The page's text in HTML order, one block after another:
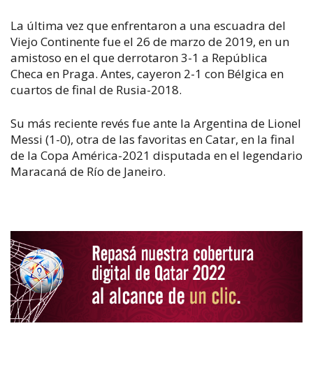
La última vez que enfrentaron a una escuadra del
Viejo Continente fue el 26 de marzo de 2019, en un
amistoso en el que derrotaron 3-1 a República
Checa en Praga. Antes, cayeron 2-1 con Bélgica en
cuartos de final de Rusia-2018.
Su más reciente revés fue ante la Argentina de Lionel
Messi (1-0), otra de las favoritas en Catar, en la final
de la Copa América-2021 disputada en el legendario
Maracaná de Río de Janeiro.